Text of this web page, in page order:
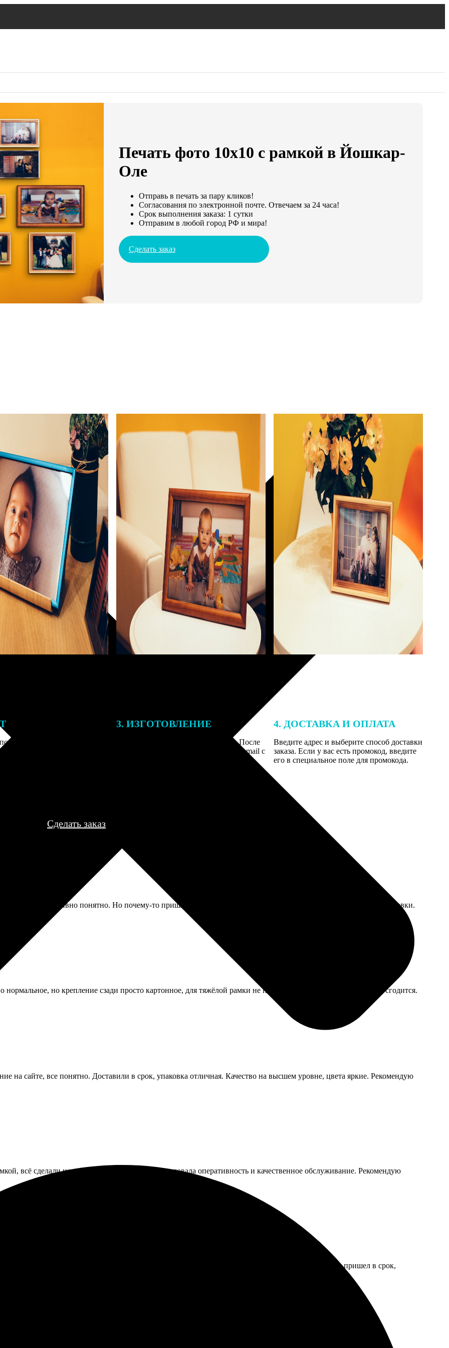
Печать фото 10х10 с рамкой в Йошкар-
Оле
Отправь в печать за пару кликов!
Согласования по электронной почте. Отвечаем за 24 часа!
Срок выполнения заказа: 1 сутки
Отправим в любой город РФ и мира!
Сделать заказ
заказа к печати
могут связаться с Вами
телефону или email для
деталей.
3. ИЗГОТОВЛЕНИЕ
Оплатите заказ банковской картой. После
оплаты получите подтверждение на email с
описанием заказа. Когда отправим заказ
4. ДОСТАВКА И ОПЛАТА
Введите адрес и выберите способ доставки
заказа. Если у вас есть промокод, введите
его в специальное поле для промокода.
Сделать заказ
всё интуитивно понятно. Но почему-то пришло смс о готовности только через день после фактической отправки.
нормальное, но крепление сзади просто картонное, для тяжёлой рамки не подойдёт. Для легкого оформления сгодится.
на сайте, все понятно. Доставили в срок, упаковка отличная. Качество на высшем уровне, цвета яркие. Рекомендую
всё сделали идеально, вышло красиво. Порадовала оперативность и качественное обслуживание. Рекомендую
печать фото 10х10 с рамкой. Процесс оформления приятный и простой, все понятно. Заказ пришел в срок,
Обязательно вернусь еще.